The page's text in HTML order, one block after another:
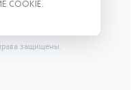
защищены.
COOKIE.